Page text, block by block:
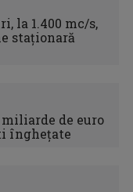
la 1.400 mc/s,
staţionară
de euro
îngheţate